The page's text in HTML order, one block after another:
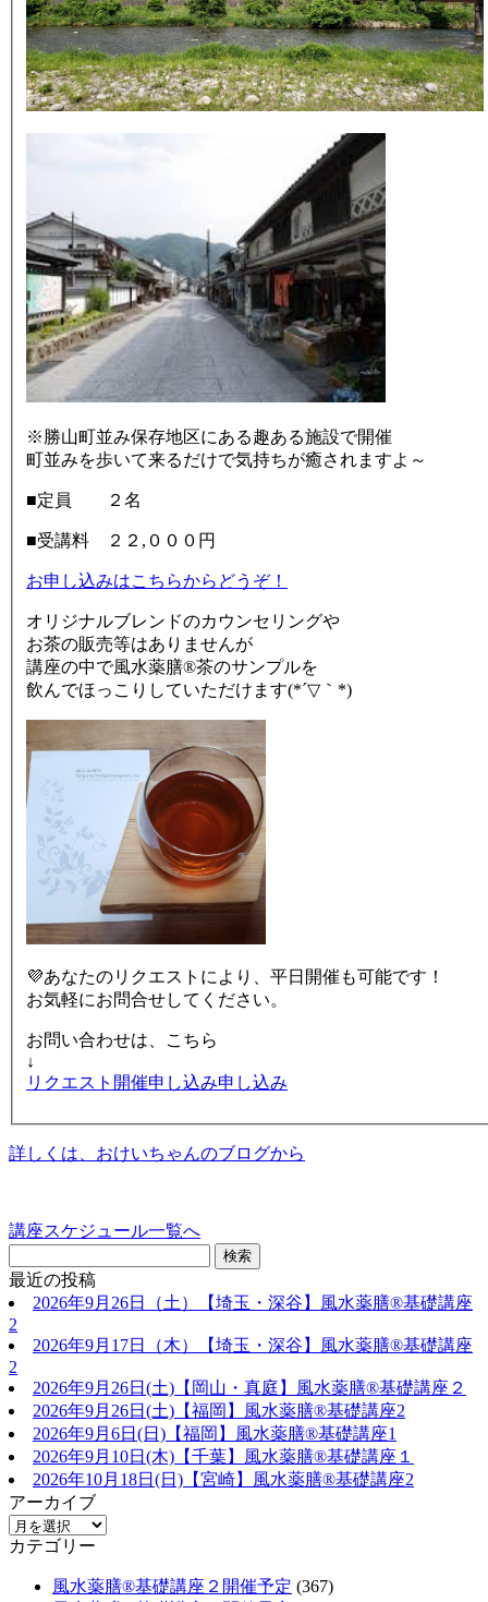
※勝山町並み保存地区にある趣ある施設で開催
町並みを歩いて来るだけで気持ちが癒されますよ～
■定員 ２名
■受講料 ２２,０００円
お申し込みはこちらからどうぞ！
オリジナルブレンドのカウンセリングや
お茶の販売等はありませんが
講座の中で風水薬膳®茶のサンプルを
飲んでほっこりしていただけます(*´▽｀*)
💜あなたのリクエストにより、平日開催も可能です！
お気軽にお問合せしてください。
お問い合わせは、こちら
↓
リクエスト開催申し込み申し込み
詳しくは、おけいちゃんのブログから
講座スケジュール一覧へ
最近の投稿
2026年9月26日（土）【埼玉・深谷】風水薬膳®基礎講座
2
2026年9月17日（木）【埼玉・深谷】風水薬膳®基礎講座
2
2026年9月26日(土)【岡山・真庭】風水薬膳®基礎講座２
2026年9月26日(土)【福岡】風水薬膳®︎基礎講座2
2026年9月6日(日)【福岡】風水薬膳®︎基礎講座1
2026年9月10日(木)【千葉】風水薬膳®︎基礎講座１
2026年10月18日(日)【宮崎】風水薬膳®︎基礎講座2
アーカイブ
カテゴリー
風水薬膳®基礎講座２開催予定 (367)